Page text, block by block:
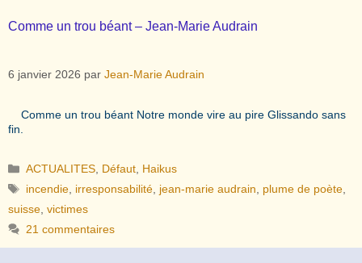
Comme un trou béant – Jean-Marie Audrain
6 janvier 2026 par Jean-Marie Audrain
Comme un trou béant Notre monde vire au pire Glissando sans
fin.
Catégories
ACTUALITES Défaut Haikus
Étiquettes
incendie irresponsabilité jean-marie audrain plume de poète
suisse victimes
21 commentaires